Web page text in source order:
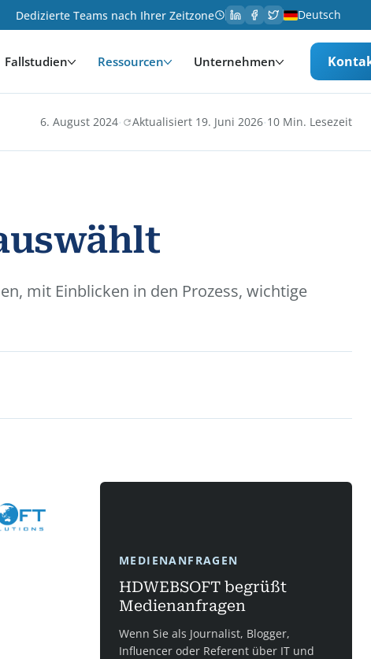
Dedizierte Teams nach Ihrer Zeitzone Deutsch
Fallstudien Ressourcen Unternehmen
6. August 2024· Aktualisiert 19. Juni 2026·10 Min. Lesezeit
mit Einblicken in den Prozess, wichtige
MEDIENANFRAGEN
HDWEBSOFT begrüßt
Medienanfragen
Wenn Sie als Journalist, Blogger,
Influencer oder Referent über IT und